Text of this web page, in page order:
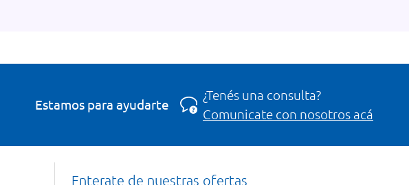
Estamos para ayudarte
¿Tenés una consulta?
Comunicate con nosotros acá
Enterate de nuestras ofertas